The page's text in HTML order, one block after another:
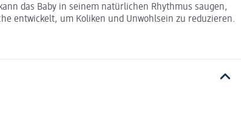
das Baby in seinem natürlichen Rhythmus saugen,
entwickelt, um Koliken und Unwohlsein zu reduzieren.